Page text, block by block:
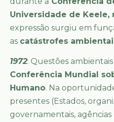
Universidade de Keele,
expressão surgiu em
as catástrofes
1972: Questões
Conferência Mundial
Humano. Na
presentes (Estados,
governamentais,